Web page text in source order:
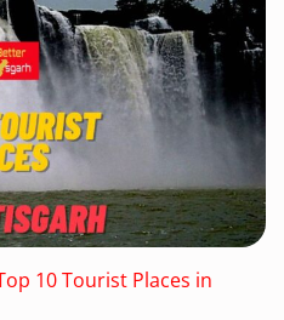
10 Tourist Places in